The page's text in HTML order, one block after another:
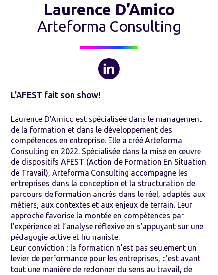
Laurence D’Amico
Arteforma Consulting
L'AFEST fait son show!
Laurence D'Amico est spécialisée dans le management
de la formation et dans le développement des
compétences en entreprise. Elle a créé Arteforma
Consulting en 2022. Spécialisée dans la mise en œuvre
de dispositifs AFEST (Action de Formation En Situation
de Travail), Arteforma Consulting accompagne les
entreprises dans la conception et la structuration de
parcours de formation ancrés dans le réel, adaptés aux
métiers, aux contextes et aux enjeux de terrain. Leur
approche favorise la montée en compétences par
l'expérience et l’analyse réflexive en s’appuyant sur une
pédagogie active et humaniste.
Leur conviction : la formation n’est pas seulement un
levier de performance pour les entreprises, c’est avant
tout une manière de redonner du sens au travail, de